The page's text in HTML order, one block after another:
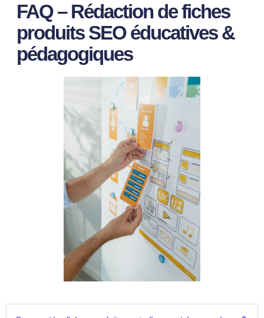
FAQ – Rédaction de fiches
produits SEO éducatives &
pédagogiques